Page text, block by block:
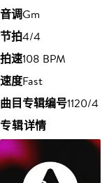
音调Gm
节拍4/4
拍速108 BPM
速度Fast
曲目专辑编号1120/4
专辑详情